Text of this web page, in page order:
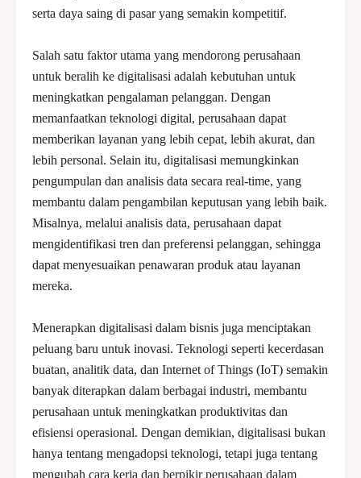
serta daya saing di pasar yang semakin kompetitif.
Salah satu faktor utama yang mendorong perusahaan
untuk beralih ke digitalisasi adalah kebutuhan untuk
meningkatkan pengalaman pelanggan. Dengan
memanfaatkan teknologi digital, perusahaan dapat
memberikan layanan yang lebih cepat, lebih akurat, dan
lebih personal. Selain itu, digitalisasi memungkinkan
pengumpulan dan analisis data secara real-time, yang
membantu dalam pengambilan keputusan yang lebih baik.
Misalnya, melalui analisis data, perusahaan dapat
mengidentifikasi tren dan preferensi pelanggan, sehingga
dapat menyesuaikan penawaran produk atau layanan
mereka.
Menerapkan digitalisasi dalam bisnis juga menciptakan
peluang baru untuk inovasi. Teknologi seperti kecerdasan
buatan, analitik data, dan Internet of Things (IoT) semakin
banyak diterapkan dalam berbagai industri, membantu
perusahaan untuk meningkatkan produktivitas dan
efisiensi operasional. Dengan demikian, digitalisasi bukan
hanya tentang mengadopsi teknologi, tetapi juga tentang
mengubah cara kerja dan berpikir perusahaan dalam